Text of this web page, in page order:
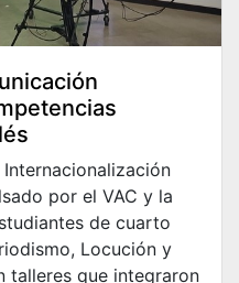
por el VAC y la
de cuarto
Locución y
talleres que integraron